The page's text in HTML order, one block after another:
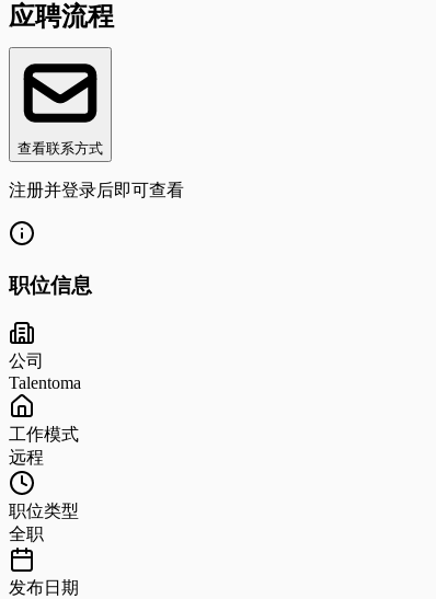
应聘流程
查看联系方式
注册并登录后即可查看
职位信息
公司
Talentoma
工作模式
远程
职位类型
全职
发布日期